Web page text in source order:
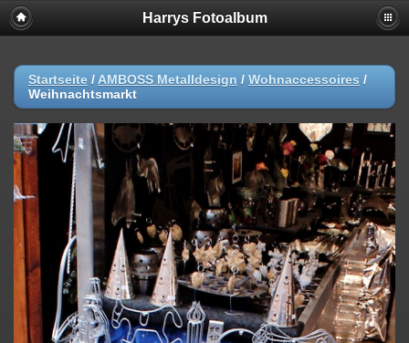
Harrys Fotoalbum
Startseite / AMBOSS Metalldesign / Wohnaccessoires /
Weihnachtsmarkt